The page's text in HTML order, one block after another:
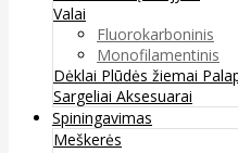
Valai
Fluorokarboninis
Monofilamentinis
Dėklai Plūdės žiemai
Sargeliai Aksesuarai
Spiningavimas
Meškerės